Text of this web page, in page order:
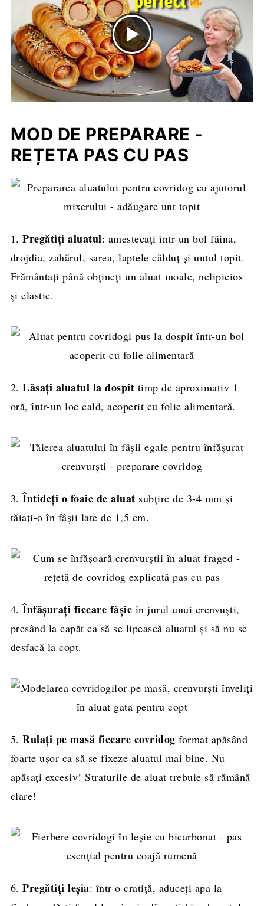
MOD DE PREPARARE -
REȚETA PAS CU PAS
1.Pregătiți aluatul: amestecați într-un bol făina,
drojdia, zahărul, sarea, laptele călduț și untul topit.
Frământați până obțineți un aluat moale, nelipicios
și elastic.
2.Lăsați aluatul la dospit timp de aproximativ 1
oră, într-un loc cald, acoperit cu folie alimentară.
3.Întideți o foaie de aluat subțire de 3-4 mm și
tăiați-o în fâșii late de 1,5 cm.
4.Înfășurați fiecare fâșie în jurul unui crenvuști,
presând la capăt ca să se lipească aluatul și să nu se
desfacă la copt.
5.Rulați pe masă fiecare covridog format apăsând
foarte ușor ca să se fixeze aluatul mai bine. Nu
apăsați excesiv! Straturile de aluat trebuie să rămână
clare!
6.Pregătiți leșia: într-o cratiță, aduceți apa la